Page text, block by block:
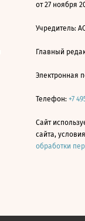
от 27 ноября
Учредитель:
Главный
Электронная
Телефон: +7
Сайт
сайта,
обработки